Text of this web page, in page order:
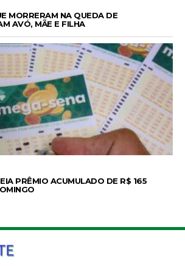
MORRERAM NA QUEDA DE
AVÓ, MÃE E FILHA
PRÊMIO ACUMULADO DE R$ 165